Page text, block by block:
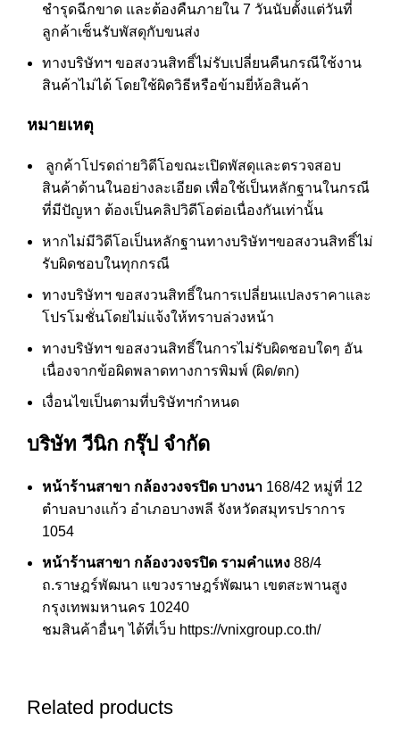
ชำรุดฉีกขาด และต้องคืนภายใน 7 วันนับตั้งแต่วันที่
ลูกค้าเซ็นรับพัสดุกับขนส่ง
ทางบริษัทฯ ขอสงวนสิทธิ์ไม่รับเปลี่ยนคืนกรณีใช้งาน
สินค้าไม่ได้ โดยใช้ผิดวิธีหรือข้ามยี่ห้อสินค้า
หมายเหตุ
ลูกค้าโปรดถ่ายวิดีโอขณะเปิดพัสดุและตรวจสอบ
สินค้าด้านในอย่างละเอียด เพื่อใช้เป็นหลักฐานในกรณี
ที่มีปัญหา ต้องเป็นคลิปวิดีโอต่อเนื่องกันเท่านั้น
หากไม่มีวิดีโอเป็นหลักฐานทางบริษัทฯขอสงวนสิทธิ์ไม่
รับผิดชอบในทุกกรณี
ทางบริษัทฯ ขอสงวนสิทธิ์ในการเปลี่ยนแปลงราคาและ
โปรโมชั่นโดยไม่แจ้งให้ทราบล่วงหน้า
ทางบริษัทฯ ขอสงวนสิทธิ์ในการไม่รับผิดชอบใดๆ อัน
เนื่องจากข้อผิดพลาดทางการพิมพ์ (ผิด/ตก)
เงื่อนไขเป็นตามที่บริษัทฯกำหนด
บริษัท วีนิก กรุ๊ป จำกัด
หน้าร้านสาขา กล้องวงจรปิด บางนา 168/42 หมู่ที่ 12
ตำบลบางแก้ว อำเภอบางพลี จังหวัดสมุทรปราการ
1054
หน้าร้านสาขา กล้องวงจรปิด รามคำแหง 88/4
ถ.ราษฎร์พัฒนา แขวงราษฎร์พัฒนา เขตสะพานสูง
กรุงเทพมหานคร 10240
ชมสินค้าอื่นๆ ได้ที่เว็บ https://vnixgroup.co.th/
Related products